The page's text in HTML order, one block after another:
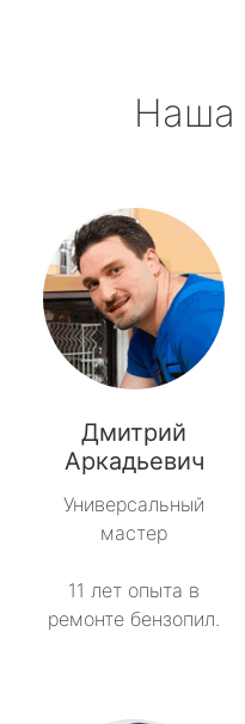
Наша
Дмитрий
Аркадьевич
Универсальный
мастер
11 лет опыта в
ремонте бензопил.